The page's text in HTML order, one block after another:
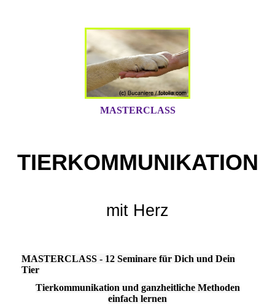
MASTERCLASS
TIERKOMMUNIKATION
mit Herz
MASTERCLASS - 12 Seminare für Dich und Dein
Tier
Tierkommunikation und ganzheitliche Methoden
einfach lernen